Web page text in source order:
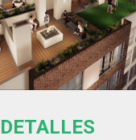
DETALLES